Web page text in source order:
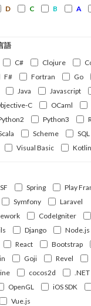
D C B A
語
C# Clojure
F# Fortran Go
Java Javascript
C OCaml
Python3
Scheme SQL
Visual Basic Kotlin
Spring
Play
Symfony
Laravel
CodeIgniter
Django Node.js
React Bootstrap
Goji Revel
cocos2d
OpenGL iOS SDK
Vue.js